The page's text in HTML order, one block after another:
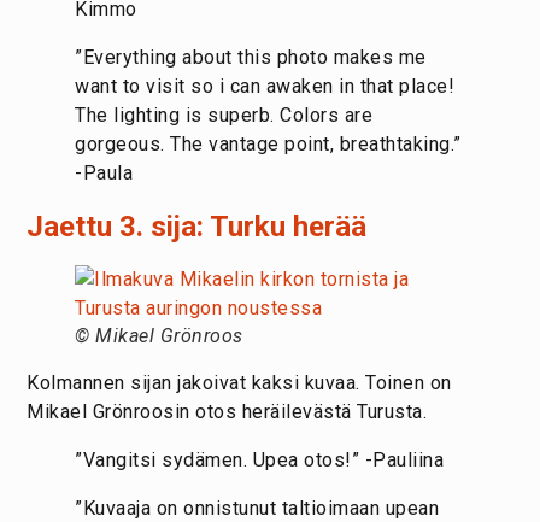
Kimmo
”Everything about this photo makes me
want to visit so i can awaken in that place!
The lighting is superb. Colors are
gorgeous. The vantage point, breathtaking.”
-Paula
Jaettu 3. sija: Turku herää
© Mikael Grönroos
Kolmannen sijan jakoivat kaksi kuvaa. Toinen on
Mikael Grönroosin otos heräilevästä Turusta.
”Vangitsi sydämen. Upea otos!” -Pauliina
”Kuvaaja on onnistunut taltioimaan upean